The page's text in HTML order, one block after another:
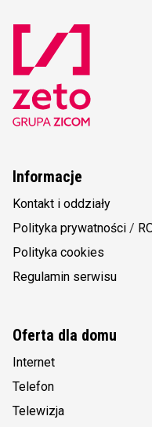
Informacje
Kontakt i oddziały
Polityka prywatności /
Polityka cookies
Regulamin serwisu
Oferta dla domu
Internet
Telefon
Telewizja